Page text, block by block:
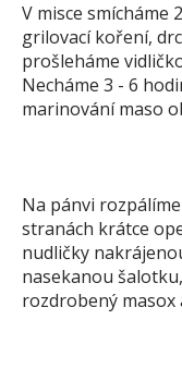
V misce smícháme
grilovací koření,
prošleháme
Necháme 3 - 6
marinování maso
Na pánvi
stranách krátce
nudličky
nasekanou
rozdrobený masox